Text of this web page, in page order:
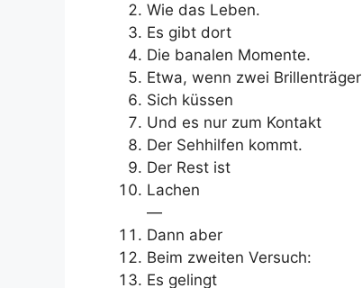
Wie das Leben.
Es gibt dort
Die banalen Momente.
Etwa, wenn zwei Brillenträger
Sich küssen
Und es nur zum Kontakt
Der Sehhilfen kommt.
Der Rest ist
Lachen
—
Dann aber
Beim zweiten Versuch:
Es gelingt